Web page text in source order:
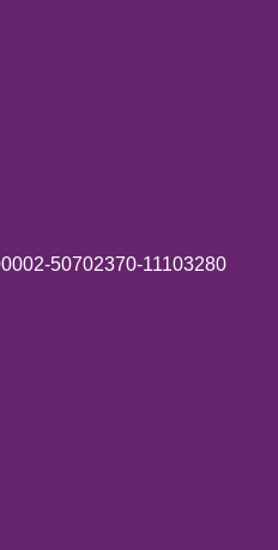
50702370-11103280